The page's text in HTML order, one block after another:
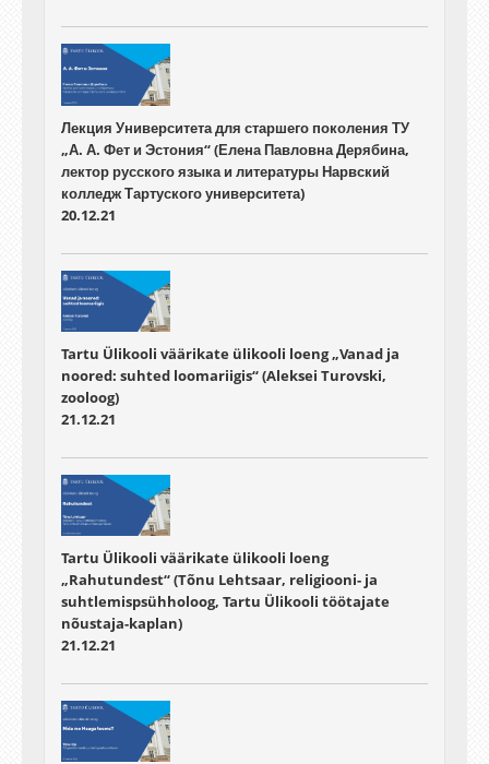
Лекция Университета для старшего поколения ТУ
„А. А. Фет и Эстония“ (Елена Павловна Дерябина,
лектор русского языка и литературы Нарвский
колледж Тартуского университета)
20.12.21
Tartu Ülikooli väärikate ülikooli loeng „Vanad ja
noored: suhted loomariigis“ (Aleksei Turovski,
zooloog)
21.12.21
Tartu Ülikooli väärikate ülikooli loeng
„Rahutundest“ (Tõnu Lehtsaar, religiooni- ja
suhtlemispsühholoog, Tartu Ülikooli töötajate
nõustaja-kaplan)
21.12.21